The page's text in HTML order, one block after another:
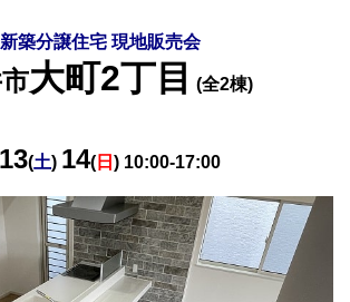
新築分譲住宅 現地販売会
大町2丁目 (全2棟)
13(土) 14( 日 ) 10:00-17:00